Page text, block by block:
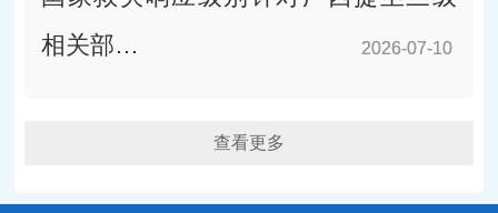
2026-07-10
相关部…
2026-07-10
查看更多